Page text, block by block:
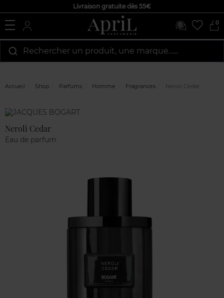
Livraison gratuite dès 55€
0
Rechercher un produit, une marque…...
Accueil Shop Parfums Homme Fragrances Neroli Cedar
Marque
Neroli Cedar
Eau de parfum